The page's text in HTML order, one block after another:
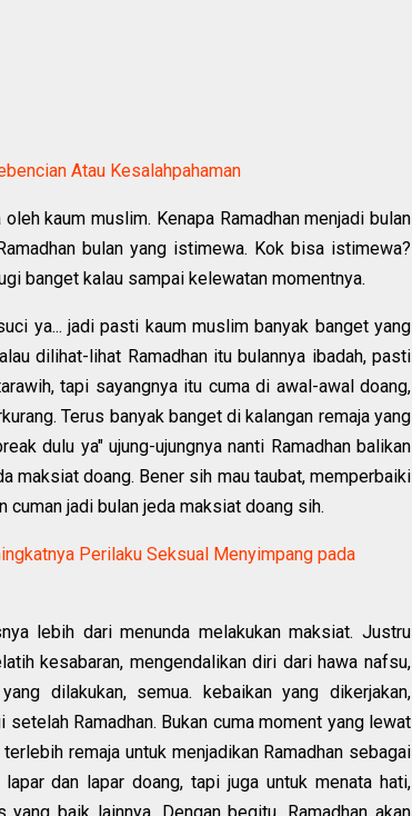
Atau Kesalahpahaman
kaum muslim. Kenapa Ramadhan menjadi bulan
bulan yang istimewa. Kok bisa istimewa?
banget kalau sampai kelewatan momentnya.
ya... jadi pasti kaum muslim banyak banget yang
dilihat-lihat Ramadhan itu bulannya ibadah, pasti
tapi sayangnya itu cuma di awal-awal doang,
Terus banyak banget di kalangan remaja yang
dulu ya" ujung-ujungnya nanti Ramadhan balikan
maksiat doang. Bener sih mau taubat, memperbaiki
cuman jadi bulan jeda maksiat doang sih.
Perilaku Seksual Menyimpang pada
lebih dari menunda melakukan maksiat. Justru
kesabaran, mengendalikan diri dari hawa nafsu,
dilakukan, semua. kebaikan yang dikerjakan,
Ramadhan. Bukan cuma moment yang lewat
remaja untuk menjadikan Ramadhan sebagai
dan lapar doang, tapi juga untuk menata hati,